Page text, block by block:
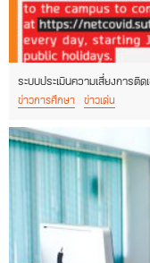
ระบบประเมินความเสี่ยงการติ
ข่าวการศึกษา ข่าวเด่น